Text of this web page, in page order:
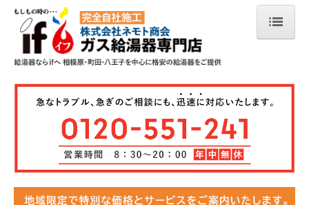
ホーム
給湯器の選び方
ご注文の流れ
お支払い方法
よくあるご質問